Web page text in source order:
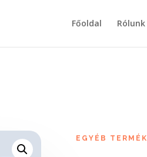
Főoldal Rólunk
EGYÉB TERMÉK